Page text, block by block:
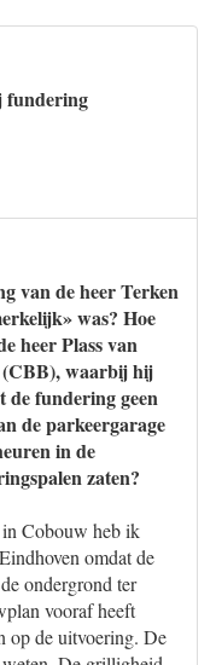
fundering
van de heer Terken
was? Hoe
heer Plass van
waarbij hij
de fundering geen
de parkeergarage
in de
zaten?
Cobouw heb ik
omdat de
ondergrond ter
vooraf heeft
op de uitvoering. De